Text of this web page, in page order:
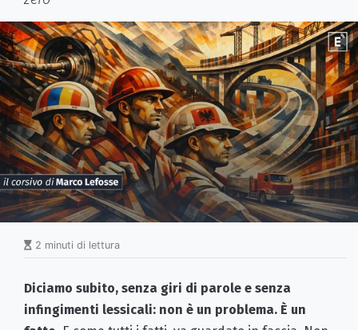
2 minuti di lettura
Diciamo subito, senza giri di parole e senza
infingimenti lessicali: non è un problema. È un